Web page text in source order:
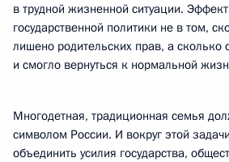
в трудной жизненной ситуации.
государственной политики не в том,
лишено родительских прав, а сколько
и смогло вернуться к нормальной
Многодетная, традиционная семья
символом России. И вокруг этой
объединить усилия государства,